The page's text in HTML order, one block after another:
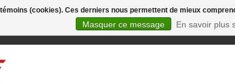
(cookies). Ces derniers nous permettent de mieux
Masquer ce message En savoir plus